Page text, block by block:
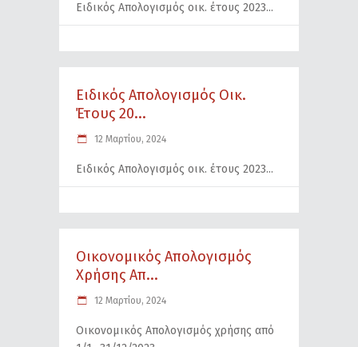
Ειδικός Απολογισμός οικ. έτους 2023
Eιδικός Απολογισμός Οικ.
Έτους 20...
12 Μαρτίου, 2024
Ειδικός Απολογισμός οικ. έτους 2023
Οικονομικός Απολογισμός
Χρήσης Απ...
12 Μαρτίου, 2024
Οικονομικός Απολογισμός χρήσης από